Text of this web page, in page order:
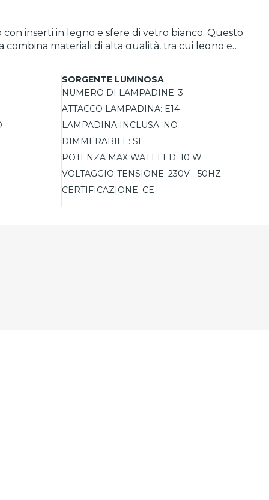
inserti in legno e sfere di vetro bianco. Questo
combina materiali di alta qualità, tra cui legno e
consente di personalizzare l'illuminazione a
che non passa inosservato.
SORGENTE LUMINOSA
NUMERO DI LAMPADINE: 3
ATTACCO LAMPADINA: E14
LAMPADINA INCLUSA: NO
DIMMERABILE: SI
POTENZA MAX WATT LED: 10 W
VOLTAGGIO-TENSIONE: 230V - 50HZ
CERTIFICAZIONE: CE